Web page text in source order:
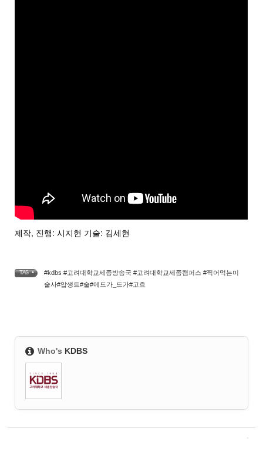
제작, 진행: 시지헌 기술: 김세현
TAG •
#kdbs #고려대학교세종방송국 #고려대학교세종캠퍼스 #찍어먹는미
술사#압생트#술#에드가_드가#고흐
Who's KDBS